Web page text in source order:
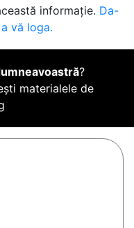
informație. Da-
vă loga.
?
materialele de